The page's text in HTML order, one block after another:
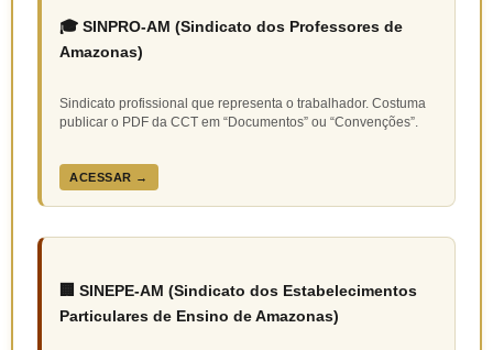
🎓 SINPRO-AM (Sindicato dos Professores de
Amazonas)
Sindicato profissional que representa o trabalhador. Costuma
publicar o PDF da CCT em “Documentos” ou “Convenções”.
ACESSAR →
🏢 SINEPE-AM (Sindicato dos Estabelecimentos
Particulares de Ensino de Amazonas)